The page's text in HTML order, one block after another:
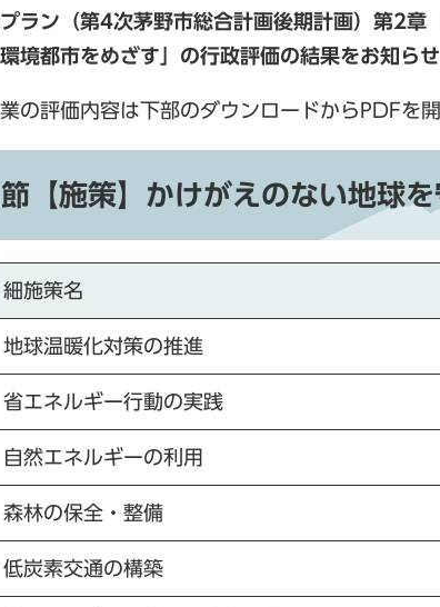
ラン（第4次茅野市総合計画後期計画）第2章
境都市をめざす」の行政評価の結果をお知らせ
の評価内容は下部のダウンロードからPDFを
【施策】かけがえのない地球を
細施策名
地球温暖化対策の推進
省エネルギー行動の実践
自然エネルギーの利用
森林の保全・整備
低炭素交通の構築